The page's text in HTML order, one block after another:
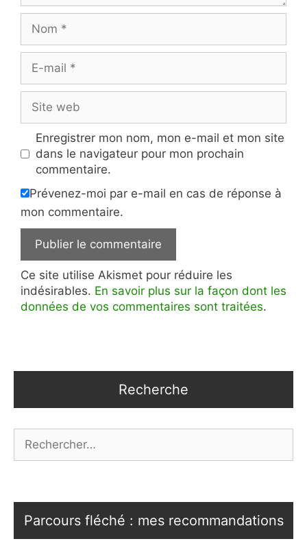
mail
web
Enregistrer mon nom, mon e-mail et mon site
dans le navigateur pour mon prochain
commentaire.
Prévenez-moi par e-mail en cas de réponse à
mon commentaire.
Ce site utilise Akismet pour réduire les
indésirables. En savoir plus sur la façon dont les
données de vos commentaires sont traitées.
Recherche
Parcours fléché : mes recommandations